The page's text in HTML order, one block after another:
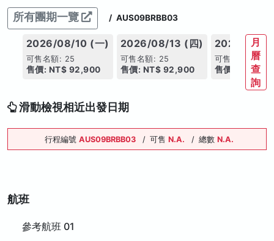
所有團期一覽 / AUS09BRBB03
2026/08/10 (一)
可售名額: 25
售價: NT$ 92,900
2026/08/13 (四)
可售名額: 25
售價: NT$ 92,900
2026/08/
可售名額: 25
售價: NT$
月
曆
查
詢
滑動檢視相近出發日期
行程編號 AUS09BRBB03 / 可售 N.A. / 總數 N.A.
航班
參考航班 01